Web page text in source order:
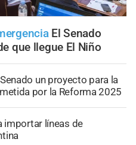
El Senado
que llegue El Niño
un proyecto para la
por la Reforma 2025
importar líneas de